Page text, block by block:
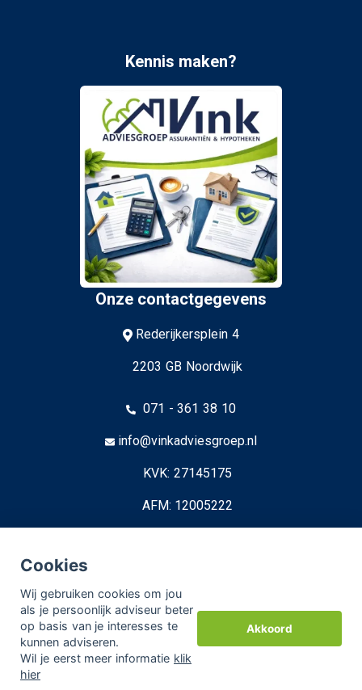
Cookies
Wij gebruiken cookies om jou
als je persoonlijk adviseur beter
op basis van je interesses te
kunnen adviseren.
Wil je eerst meer informatie klik
hier
Akkoord
Kennis maken?
Onze contactgegevens
Rederijkersplein 4
2203 GB Noordwijk
071 - 361 38 10
info@vinkadviesgroep.nl
KVK: 27145175
AFM: 12005222
Disclaimer